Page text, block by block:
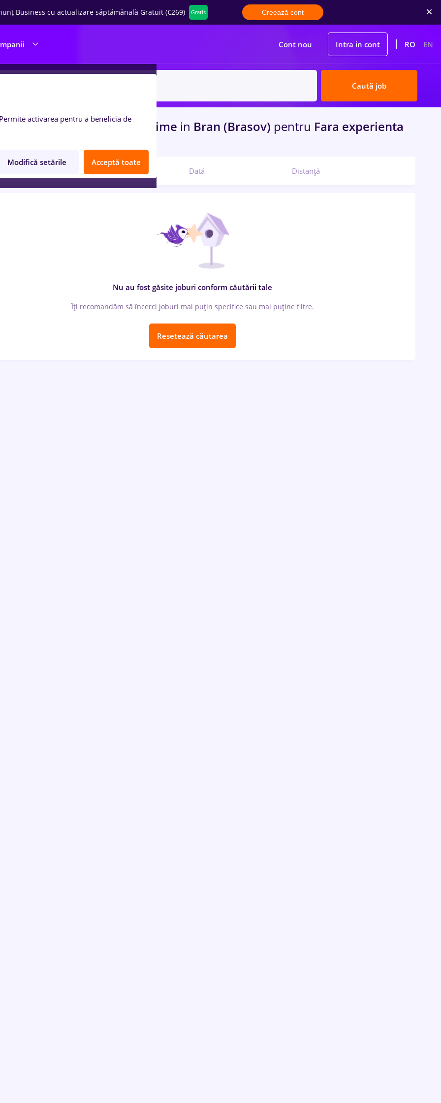
Business cu actualizare săptămânală Gratuit (€269) Gratis Creează cont
Cont nou Intra in cont RO EN
Caută job
de muncacu salarii Part time in Bran (Brasov) pentru Fara experienta
Relevanță Dată Distanță
Nu au fost găsite joburi conform căutării tale
Îți recomandăm să încerci joburi mai puțin specifice sau mai puține filtre.
Resetează căutarea
Permite activarea pentru a beneficia de
Modifică setările Acceptă toate